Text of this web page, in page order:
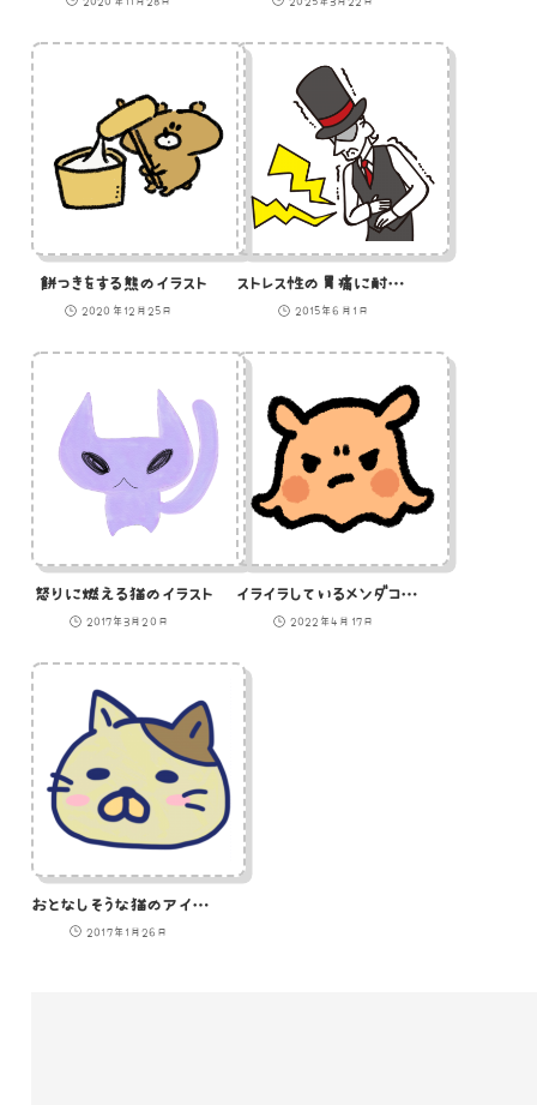
餅つきをする熊のイラスト
2020年12月25日
ストレス性の胃痛に耐える紳士のイラスト
2015年6月1日
怒りに燃える猫のイラスト
2017年3月20日
イライラしているメンダコのイラスト
2022年4月17日
おとなしそうな猫のアイコンイラスト
2017年1月26日